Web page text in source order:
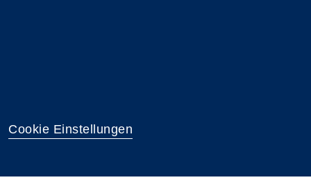
Cookie Einstellungen